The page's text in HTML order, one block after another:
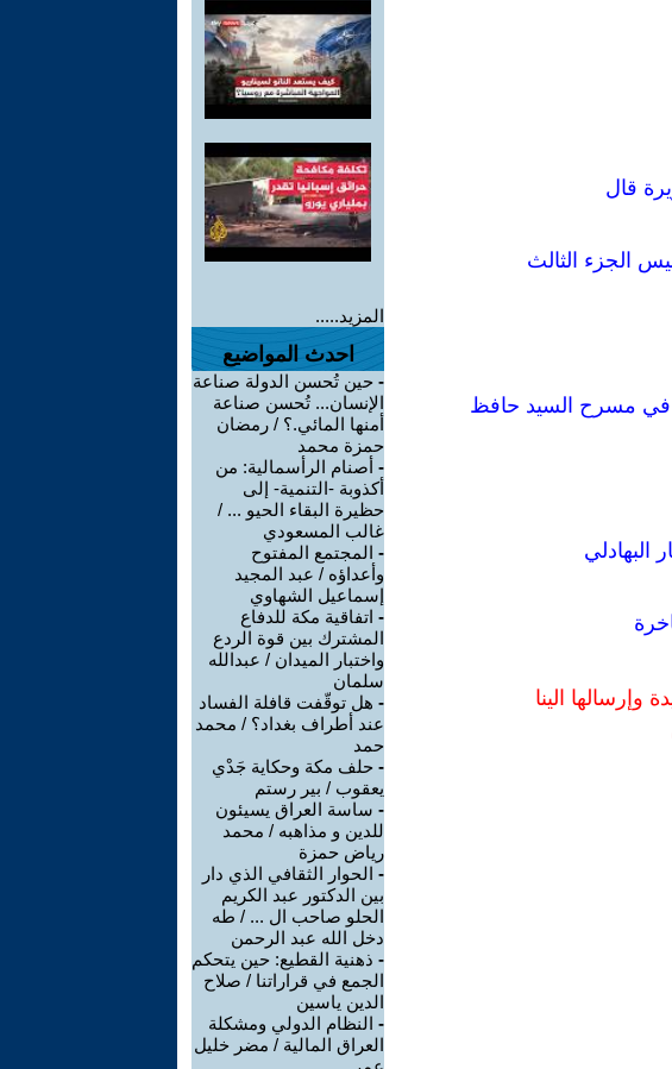
قال
الجزء الثالث
في مسرح السيد حافظ
البهادلي
وإرسالها الينا
المزيد.....
احدث المواضيع
- حين تُحسن الدولة صناعة
الإنسان... تُحسن صناعة
أمنها المائي.؟ / رمضان
حمزة محمد
- أصنام الرأسمالية: من
أكذوبة -التنمية- إلى
حظيرة البقاء الحيو ... /
غالب المسعودي
- المجتمع المفتوح
وأعداؤه / عبد المجيد
إسماعيل الشهاوي
- اتفاقية مكة للدفاع
المشترك بين قوة الردع
واختبار الميدان / عبدالله
سلمان
- هل توقّفت قافلة الفساد
عند أطراف بغداد؟ / محمد
حمد
- حلف مكة وحكاية جَدْي
يعقوب / بير رستم
- ساسة العراق يسيئون
للدين و مذاهبه / محمد
رياض حمزة
- الحوار الثقافي الذي دار
بين الدكتور عبد الكريم
الحلو صاحب ال ... / طه
دخل الله عبد الرحمن
- ذهنية القطيع: حين يتحكم
الجمع في قراراتنا / صلاح
الدين ياسين
- النظام الدولي ومشكلة
العراق المالية / مضر خليل